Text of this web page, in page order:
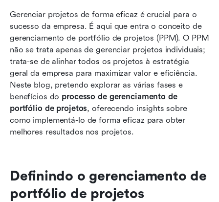
Gerenciar projetos de forma eficaz é crucial para o
sucesso da empresa. É aqui que entra o conceito de
gerenciamento de portfólio de projetos (PPM). O PPM
não se trata apenas de gerenciar projetos individuais;
trata-se de alinhar todos os projetos à estratégia
geral da empresa para maximizar valor e eficiência.
Neste blog, pretendo explorar as várias fases e
benefícios do processo de gerenciamento de
portfólio de projetos, oferecendo insights sobre
como implementá-lo de forma eficaz para obter
melhores resultados nos projetos.
Definindo o gerenciamento de
portfólio de projetos
portfólio de projetos
Como o Lark aprimora o processo de
gerenciamento de portfólio de projetos
Principais benefícios de implementar um
processo de gerenciamento de portfólio de
projetos
Melhores práticas para um processo de PPM
bem-sucedido
Leitura relacionada